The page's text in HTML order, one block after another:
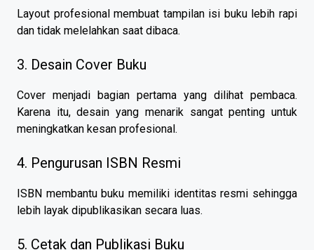
Layout profesional membuat tampilan isi buku lebih rapi
dan tidak melelahkan saat dibaca.
3. Desain Cover Buku
Cover menjadi bagian pertama yang dilihat pembaca.
Karena itu, desain yang menarik sangat penting untuk
meningkatkan kesan profesional.
4. Pengurusan ISBN Resmi
ISBN membantu buku memiliki identitas resmi sehingga
lebih layak dipublikasikan secara luas.
5. Cetak dan Publikasi Buku